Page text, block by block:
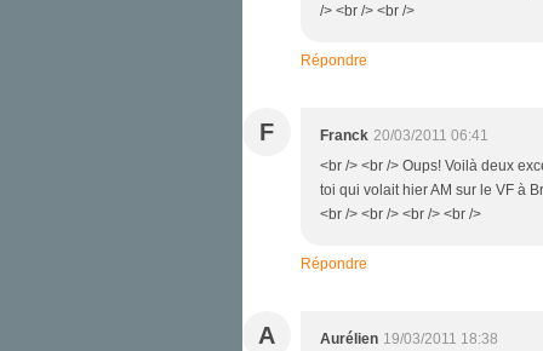
/> <br /> <br />
Répondre
F Franck 20/03/2011 06:41
<br /> <br /> Oups! Voilà deux
toi qui volait hier AM sur le VF à
<br /> <br /> <br /> <br />
Répondre
A Aurélien 19/03/2011 18:38